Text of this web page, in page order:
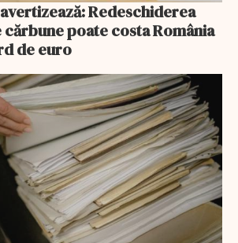
Redeschiderea
poate costa România
de euro